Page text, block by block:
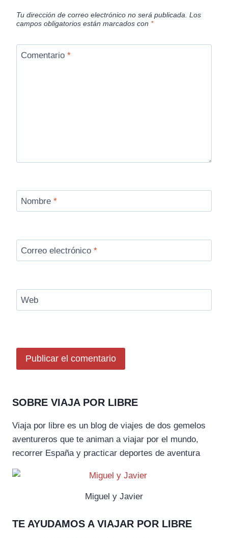
Tu dirección de correo electrónico no será publicada. Los
campos obligatorios están marcados con *
Comentario *
Nombre *
Correo electrónico *
Web
SOBRE VIAJA POR LIBRE
Viaja por libre es un blog de viajes de dos gemelos
aventureros que te animan a viajar por el mundo,
recorrer España y practicar deportes de aventura
Miguel y Javier
TE AYUDAMOS A VIAJAR POR LIBRE